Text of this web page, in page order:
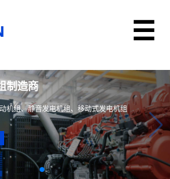
制造商
机组、静音发电机组、移动式发电机组